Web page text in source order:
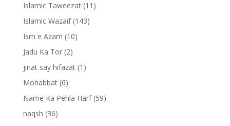
Islamic Taweezat(11)
Islamic Wazaif(143)
Ism e Azam (10)
Jadu Ka Tor(2)
jinat say hifazat(1)
Mohabbat(6)
Name Ka Pehla Harf(59)
naqsh (36)